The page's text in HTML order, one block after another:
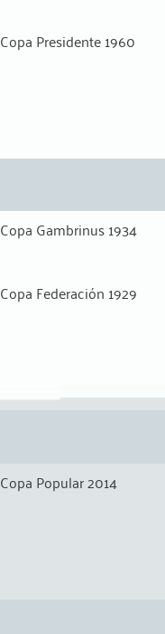
Copa Presidente 1960
Copa Gambrinus 1934
Copa Federación 1929
Copa Popular 2014